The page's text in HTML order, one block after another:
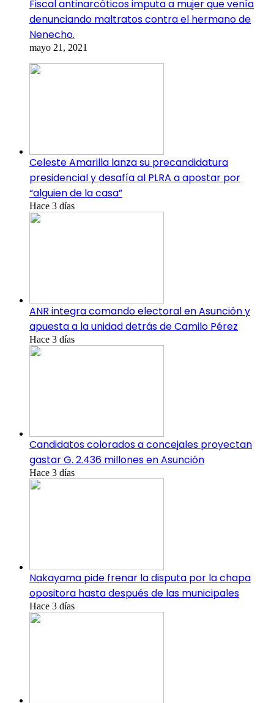
Fiscal antinarcóticos imputa a mujer que venía
denunciando maltratos contra el hermano de
Nenecho.
mayo 21, 2021
Celeste Amarilla lanza su precandidatura
presidencial y desafía al PLRA a apostar por
“alguien de la casa”
Hace 3 días
ANR integra comando electoral en Asunción y
apuesta a la unidad detrás de Camilo Pérez
Hace 3 días
Candidatos colorados a concejales proyectan
gastar G. 2.436 millones en Asunción
Hace 3 días
Nakayama pide frenar la disputa por la chapa
opositora hasta después de las municipales
Hace 3 días